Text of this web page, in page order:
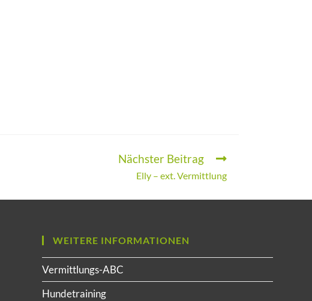
Nächster Beitrag
Elly – ext. Vermittlung
WEITERE INFORMATIONEN
Vermittlungs-ABC
Hundetraining